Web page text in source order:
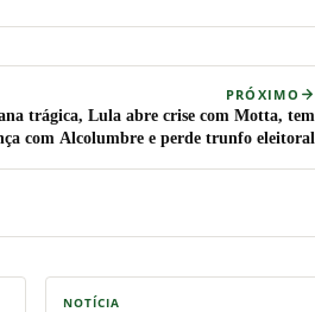
PRÓXIMO
trágica, Lula abre crise com Motta, tem
com Alcolumbre e perde trunfo eleitoral
NOTÍCIA